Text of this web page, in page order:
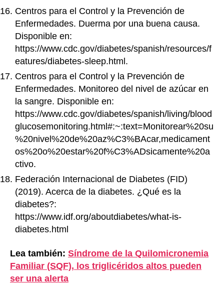
Centros para el Control y la Prevención de
Enfermedades. Duerma por una buena causa.
Disponible en:
https://www.cdc.gov/diabetes/spanish/resources/f
eatures/diabetes-sleep.html.
Centros para el Control y la Prevención de
Enfermedades. Monitoreo del nivel de azúcar en
la sangre. Disponible en:
https://www.cdc.gov/diabetes/spanish/living/blood
glucosemonitoring.html#:~:text=Monitorear%20su
%20nivel%20de%20az%C3%BAcar,medicament
os%20o%20estar%20f%C3%ADsicamente%20a
ctivo.
Federación Internacional de Diabetes (FID)
(2019). Acerca de la diabetes. ¿Qué es la
diabetes?:
https://www.idf.org/aboutdiabetes/what-is-
diabetes.html
Lea también: Síndrome de la Quilomicronemia
Familiar (SQF), los triglicéridos altos pueden
ser una alerta